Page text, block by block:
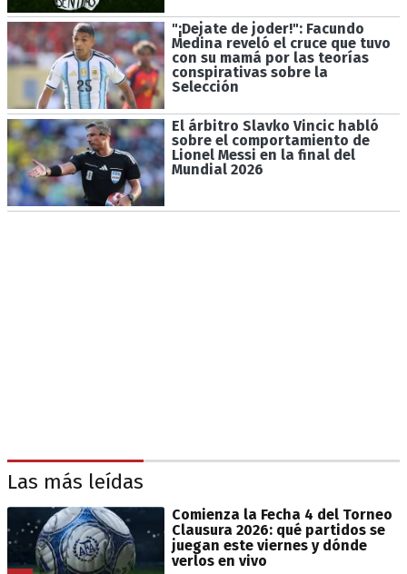
"¡Dejate de joder!": Facundo
Medina reveló el cruce que tuvo
con su mamá por las teorías
conspirativas sobre la
Selección
El árbitro Slavko Vincic habló
sobre el comportamiento de
Lionel Messi en la final del
Mundial 2026
Las más leídas
Comienza la Fecha 4 del Torneo
Clausura 2026: qué partidos se
juegan este viernes y dónde
verlos en vivo